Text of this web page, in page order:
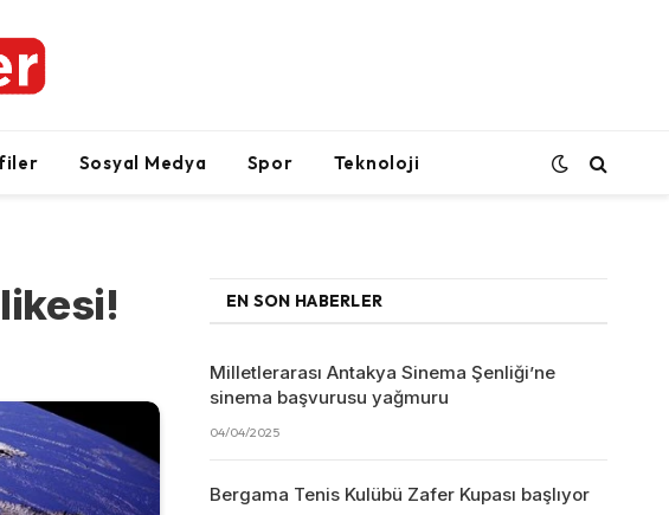
Sosyal Medya Spor Teknoloji
EN SON HABERLER
Milletlerarası Antakya Sinema Şenliği’ne
sinema başvurusu yağmuru
04/04/2025
Bergama Tenis Kulübü Zafer Kupası başlıyor